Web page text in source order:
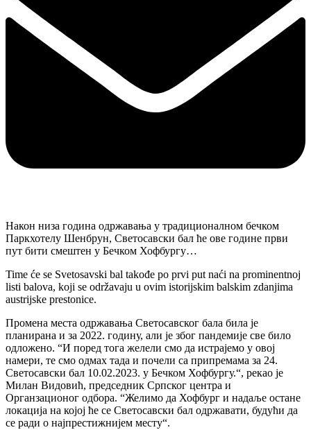
Након низа година одржавања у традиционалном бечком
Паркхотелу Шенбрун, Светосавски бал ће ове године први
пут бити смештен у Бечком Хофбургу…
Time će se Svetosavski bal takođe po prvi put naći na prominentnoj
listi balova, koji se održavaju u ovim istorijskim balskim zdanjima
austrijske prestonice.
Промена места одржавања Светосавског бала била је
планирана и за 2022. годину, али је због пандемије све било
одложено. “И поред тога желели смо да истрајемо у овој
намери, те смо одмах тада и почели са припремама за 24.
Светосавски бал 10.02.2023. у Бечком Хофбургу.“, рекао је
Милан Видовић, председник Српског центра и
Органзационог одбора. “Желимо да Хофбург и надаље остане
локација на којој ће се Светосавски бал одржавати, будући да
се ради о најпрестижнијем месту“.